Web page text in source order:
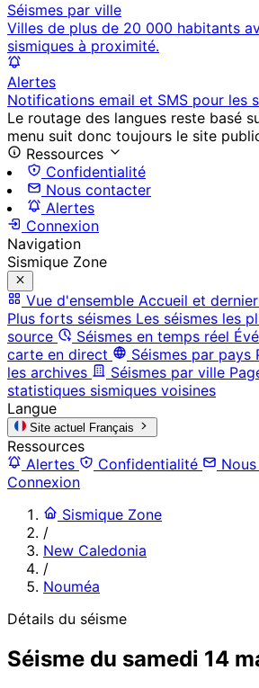
Séismes par ville
Villes de plus de 20 000 habitants
sismiques à proximité.
Alertes
Notifications email et SMS pour les
Le routage des langues reste basé
menu suit donc toujours le site
Ressources
Confidentialité
Nous contacter
Alertes
Connexion
Navigation
Sismique Zone
Vue d'ensemble Accueil et
Plus forts séismes Les séismes les
source
Séismes en temps réel
carte en direct
Séismes par pays
les archives
Séismes par ville
statistiques sismiques voisines
Langue
Site actuel Français
Ressources
Alertes
Confidentialité
Connexion
Sismique Zone
/
New Caledonia
/
Nouméa
Détails du séisme
Séisme du samedi 14